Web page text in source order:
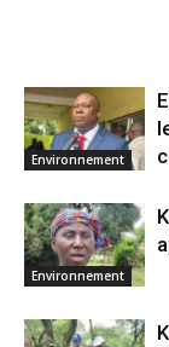
Environnement
Environnement